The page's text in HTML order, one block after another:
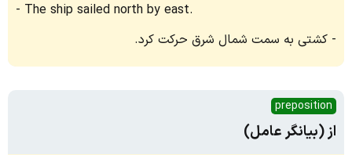
The ship sailed north by east.
کشتی به سمت شمال شرق حرکت کرد.
preposition
از (بیانگر عامل)